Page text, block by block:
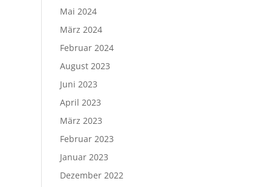
Mai 2024
März 2024
Februar 2024
August 2023
Juni 2023
April 2023
März 2023
Februar 2023
Januar 2023
Dezember 2022